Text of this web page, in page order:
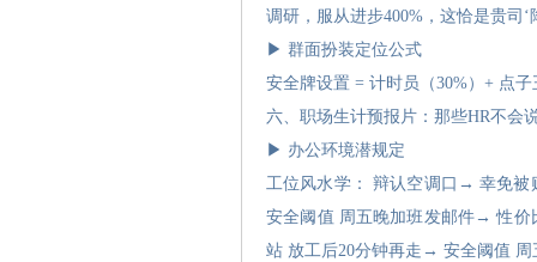
调研，服从进步400%，这恰是贵司
▶ 群面扮装定位公式
安全牌设置 = 计时员（30%）+ 点
六、职场生计预报片：那些HR不会
▶ 办公环境潜规定
工位风水学： 辩认空调口→ 幸免被
安全阈值 周五晚加班发邮件→ 性
站 放工后20分钟再走→ 安全阈值